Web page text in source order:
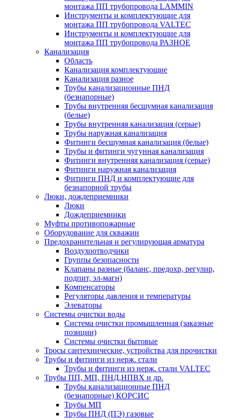
монтажа ПП трубопровода LAMMIN
Инструменты и комплектующие для
монтажа ПП трубопровода VALTEC
Инструменты и комплектующие для
монтажа ПП трубопровода РАЗНОЕ
Канализация
Область
Канализация комплектующие
Канализация разное
Трубы канализационные ПНД
(безнапорные)
Трубы внутренняя бесшумная канализация
(белые)
Трубы внутренняя канализация (серые)
Трубы наружная канализация
Фитинги бесшумная канализация (белые)
Трубы и фитинги чугунная канализация
Фитинги внутренняя канализация (серые)
Фитинги наружная канализация
Фитинги ПНД и комплектующие для
безнапорной трубы
Люки, дождеприемники
Люки
Дождеприемники
Муфты противопожарные
Оборудование для скважин
Предохранительная и регулирующая арматура
Воздухоотводчики
Группы безопасности
Клапаны разные (баланс, предохр, регулир,
подпит, эл-магн)
Компенсаторы
Регуляторы давления и температуры
Элеваторы
Системы очистки воды
Система очистки промышленная (заказные
позиции)
Системы очистки бытовые
Тросы сантехнические, устройства для прочистки
Трубы и фитинги из нерж. стали
Трубы и фитинги из нерж. стали VALTEC
Трубы ПП, МП, ПНД,НПВХ и др.
Трубы канализационные ПНД
(безнапорные) КОРСИС
Трубы МП
Трубы ПНД (ПЭ) газовые